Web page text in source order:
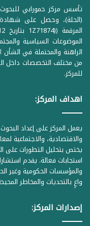
(الحلة)، وحصل على شهادة
الموضوعات السياسية
الراهنة والمحتملة في
من مختلف التخصصات داخل
للمركز.
اهداف المركز:
يعمل المركز على إعداد
والاقتصادية، والاجتماعية
يختص بتحليل التطورات على
استجابات فعالة. يقدم
والمؤسسات الحكومية وغير
واعٍ بالتحديات والمخاطر
إصدارات المركز: